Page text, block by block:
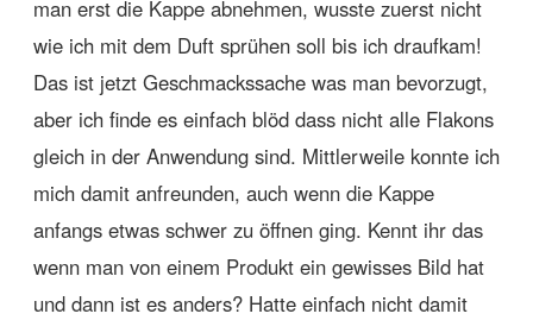
man erst die Kappe abnehmen, wusste zuerst nicht
wie ich mit dem Duft sprühen soll bis ich draufkam!
Das ist jetzt Geschmackssache was man bevorzugt,
aber ich finde es einfach blöd dass nicht alle Flakons
gleich in der Anwendung sind. Mittlerweile konnte ich
mich damit anfreunden, auch wenn die Kappe
anfangs etwas schwer zu öffnen ging. Kennt ihr das
wenn man von einem Produkt ein gewisses Bild hat
und dann ist es anders? Hatte einfach nicht damit